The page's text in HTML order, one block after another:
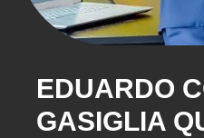
EDUARDO
GASIGLIA